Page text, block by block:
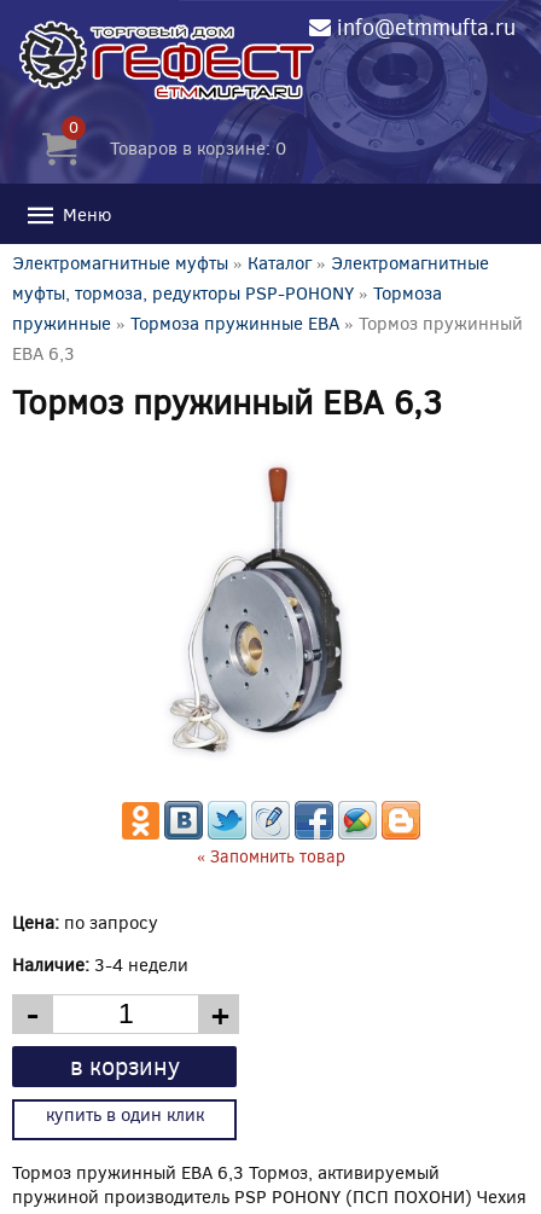
info@etmmufta.ru
0
Товаров в корзине: 0
Меню
Электромагнитные муфты » Каталог» Электромагнитные
муфты, тормоза, редукторы PSP-POHONY » Тормоза
пружинные » Тормоза пружинные EBA » Тормоз пружинный
EBA 6,3
Тормоз пружинный EBA 6,3
« Запомнить товар
Цена: по запросу
Наличие: 3-4 недели
- +
в корзину
купить в один клик
Тормоз пружинный EBA 6,3 Тормоз, активируемый
пружиной производитель PSP POHONY (ПСП ПОХОНИ) Чехия